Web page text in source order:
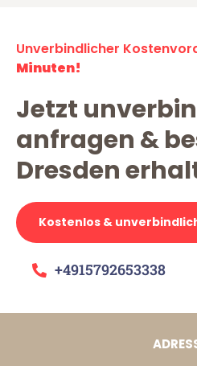
Unverbindlicher
Minuten!
Jetzt
anfragen &
Dresden
Kostenlos &
+4915792653338